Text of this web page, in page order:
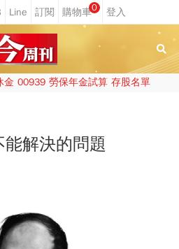
0
金 00939 勞保年金試算 存股名單
能解決的問題